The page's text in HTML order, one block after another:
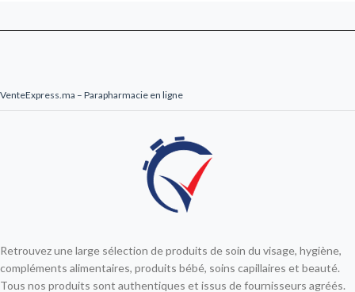
VenteExpress.ma – Parapharmacie en ligne
Retrouvez une large sélection de produits de soin du visage, hygiène,
compléments alimentaires, produits bébé, soins capillaires et beauté.
Tous nos produits sont authentiques et issus de fournisseurs agréés.